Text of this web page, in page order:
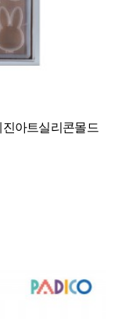
진아트실리콘몰드